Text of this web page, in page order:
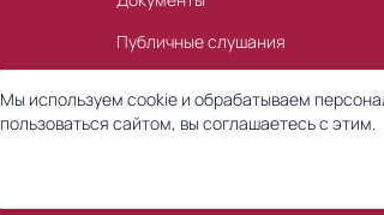
Публичные слушания
Мы используем cookie и обрабатываем
пользоваться сайтом, вы соглашаетесь с этим.